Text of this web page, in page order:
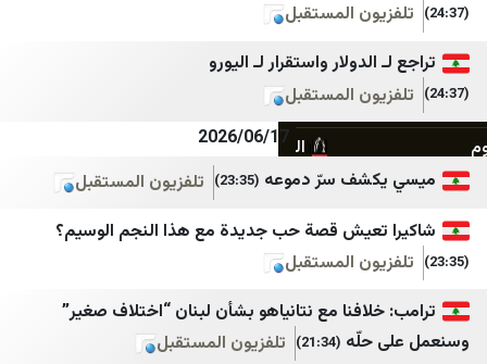
ديمقراطية نيوز
المركزية
أجواء برس
جنوبية
قلم سياسي
وردنا
لبنان اليوم
mdm نيوز
سهيل نت
يمن برس
الساحل الغربي
العين الثالثة
المستقبل
واستقرار لـ اليورو
المستقبل
2026/06/17
سرّ دموعه (23:35)
تلفزيون المستقبل
تعيش قصة حب جديدة مع هذا النجم الوسيم؟
المستقبل
مع نتانياهو بشأن لبنان “اختلاف صغير”
حلّه (21:34)
تلفزيون المستقبل